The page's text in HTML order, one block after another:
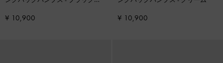
¥ 10,900 ¥ 10,900